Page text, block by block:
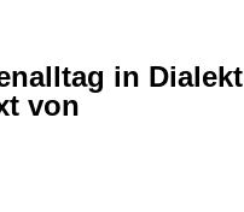
in Dialekt
von